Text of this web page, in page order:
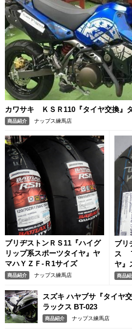
カワサキ ＫＳＲ110『タイヤ交換』
商品紹介 ナップス練馬店
ブリヂストンＲＳ11『ハイグ
リップ系スポーツタイヤ』ヤ
マハＹＺＦ-Ｒ1サイズ
商品紹介 ナップス練馬店
ブリ
ス
ヤ』
ズ
商品
スズキ ハヤブサ『タイヤ
ラックス BT-023
商品紹介 ナップス練馬店